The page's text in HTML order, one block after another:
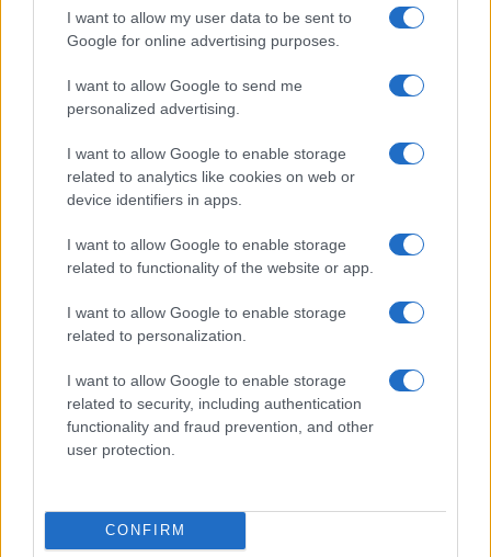
I want to allow my user data to be sent to
Google for online advertising purposes.
I want to allow Google to send me
personalized advertising.
I want to allow Google to enable storage
related to analytics like cookies on web or
device identifiers in apps.
I want to allow Google to enable storage
related to functionality of the website or app.
I want to allow Google to enable storage
related to personalization.
I want to allow Google to enable storage
related to security, including authentication
functionality and fraud prevention, and other
user protection.
CONFIRM
Apple iPhone 16
Nyugati GSM
260.000 Ft (új)
Apple iPhone 16e